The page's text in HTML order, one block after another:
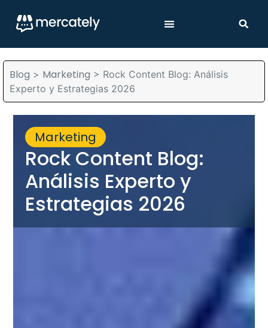
Blog > Marketing > Rock Content Blog: Análisis
Experto y Estrategias 2026
Marketing
Rock Content Blog:
Análisis Experto y
Estrategias 2026